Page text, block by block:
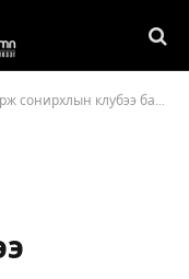
клубээ байгуулаарай